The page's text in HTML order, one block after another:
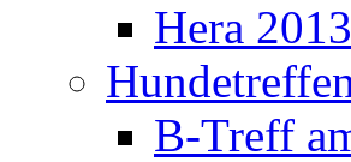
Hera 2013
B-Treff